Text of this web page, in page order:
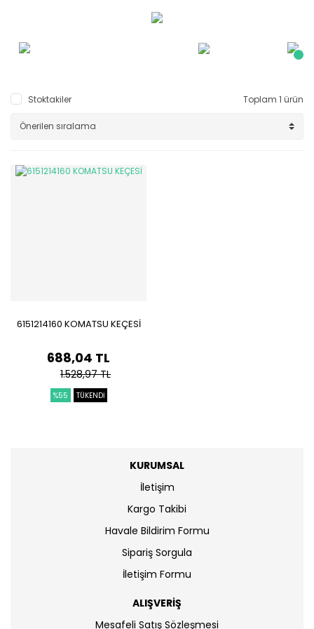
Stoktakiler Toplam 1 ürün
6151214160 KOMATSU KEÇESİ
688,04 TL
1.528,97 TL
%55 TÜKENDİ
KURUMSAL
İletişim
Kargo Takibi
Havale Bildirim Formu
Sipariş Sorgula
İletişim Formu
ALIŞVERİŞ
Mesafeli Satış Sözleşmesi